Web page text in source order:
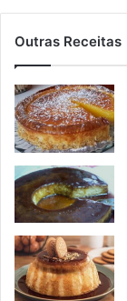
Outras Receitas